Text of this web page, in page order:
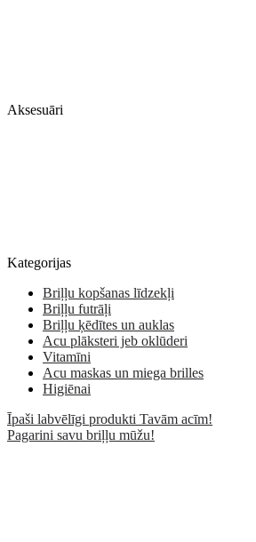
Aksesuāri
Kategorijas
Briļļu kopšanas līdzekļi
Briļļu futrāļi
Briļļu ķēdītes un auklas
Acu plāksteri jeb oklūderi
Vitamīni
Acu maskas un miega brilles
Higiēnai
Īpaši labvēlīgi produkti Tavām acīm!
Pagarini savu briļļu mūžu!